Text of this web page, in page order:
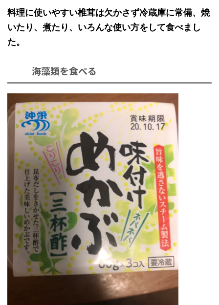
料理に使いやすい椎茸は欠かさず冷蔵庫に常備、焼
いたり、煮たり、いろんな使い方をして食べまし
た。
海藻類を食べる